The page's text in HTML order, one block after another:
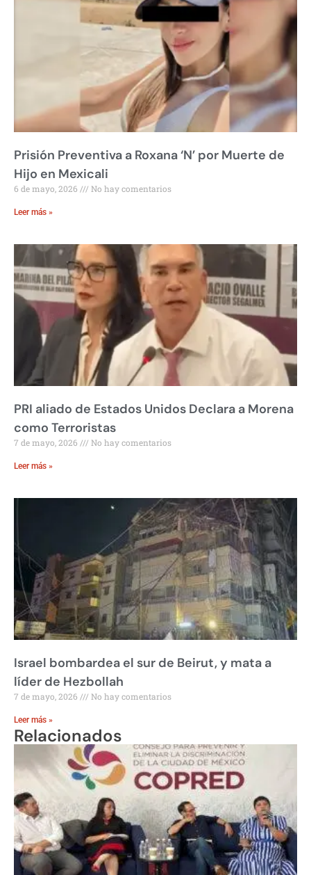
Prisión Preventiva a Roxana ‘N’ por Muerte de
Hijo en Mexicali
6 de mayo, 2026 No hay comentarios
Leer más »
PRI aliado de Estados Unidos Declara a Morena
como Terroristas
7 de mayo, 2026 No hay comentarios
Leer más »
Israel bombardea el sur de Beirut, y mata a
líder de Hezbollah
7 de mayo, 2026 No hay comentarios
Leer más »
Relacionados